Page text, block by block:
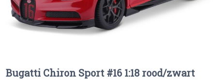
Bugatti Chiron Sport #16 1:18 rood/zwart